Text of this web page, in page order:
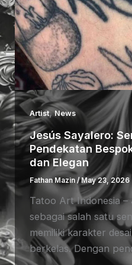
Artist,News
Jesús Sayalero:
Pendekatan
dan Elegan
Fathan Mazin /May 23, 2026
Tatoo Art Indonesia –
sebagai salah satu
memiliki karakter
berkelas. Dengan